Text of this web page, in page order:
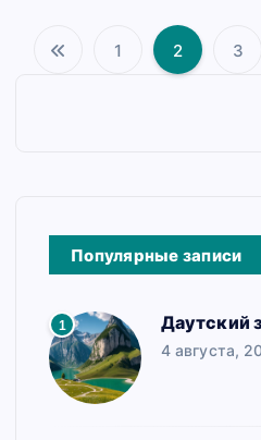
П
н
а
ц
и
1 2 3
Популярные записи
1 Даутский
4 августа,